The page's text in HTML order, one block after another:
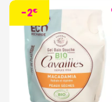
-2€